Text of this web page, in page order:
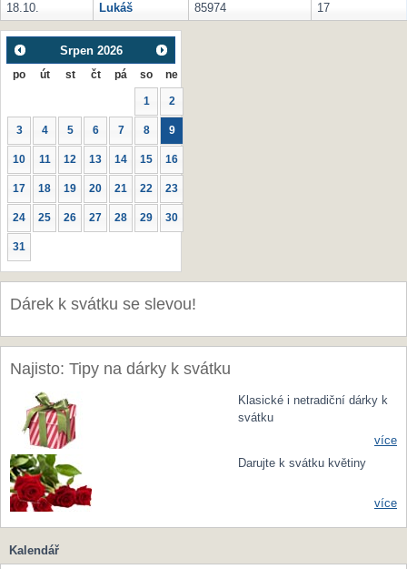
18.10.
Lukáš 85974 17
Srpen 2026
po út st čt pá so ne
1 2
3 4 5 6 7 8 9
10 11 12 13 14 15 16
17 18 19 20 21 22 23
24 25 26 27 28 29 30
31
Dárek k svátku se slevou!
Najisto: Tipy na dárky k svátku
Klasické i netradiční dárky k
svátku
více
Darujte k svátku květiny
více
Kalendář